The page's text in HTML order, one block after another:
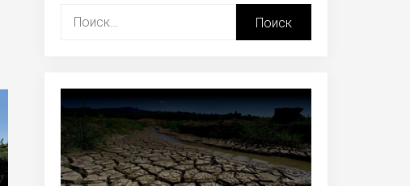
Найти: